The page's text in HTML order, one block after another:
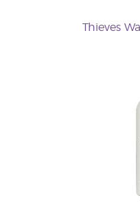
Thieves